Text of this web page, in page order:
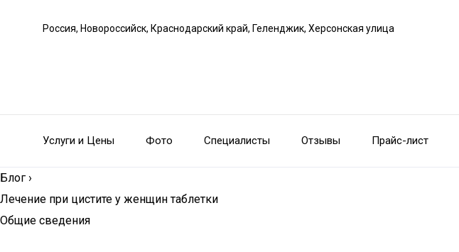
Россия, Новороссийск, Краснодарский край, Геленджик, Херсонская улица
Услуги и Цены Фото Специалисты Отзывы Прайс-лист
Блог ›
Лечение при цистите у женщин таблетки
Общие сведения